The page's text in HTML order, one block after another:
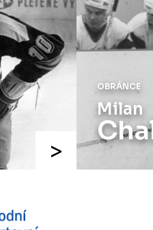
Labem
středu 26.
OBRÁNCE
Milan